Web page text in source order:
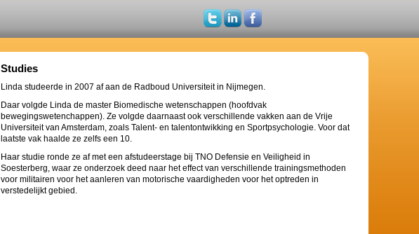
Studies
Linda studeerde in 2007 af aan de Radboud Universiteit in Nijmegen.
Daar volgde Linda de master Biomedische wetenschappen (hoofdvak
bewegingswetenchappen). Ze volgde daarnaast ook verschillende vakken aan de Vrije
Universiteit van Amsterdam, zoals Talent- en talentontwikking en Sportpsychologie. Voor dat
laatste vak haalde ze zelfs een 10.
Haar studie ronde ze af met een afstudeerstage bij TNO Defensie en Veiligheid in
Soesterberg, waar ze onderzoek deed naar het effect van verschillende trainingsmethoden
voor militairen voor het aanleren van motorische vaardigheden voor het optreden in
verstedelijkt gebied.